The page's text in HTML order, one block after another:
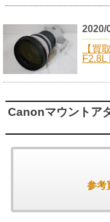
2020/
【買
F2.8L
Canonマウントア
参考